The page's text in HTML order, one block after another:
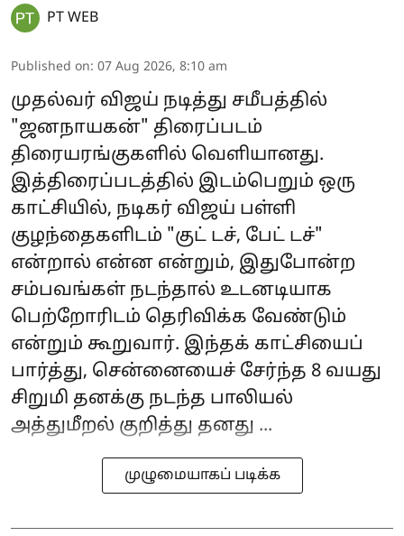
PT WEB
Published on: 07 Aug 2026, 8:10 am
முதல்வர் விஜய் நடித்து சமீபத்தில்
"ஜனநாயகன்" திரைப்படம்
திரையரங்குகளில் வெளியானது.
இத்திரைப்படத்தில் இடம்பெறும் ஒரு
காட்சியில், நடிகர் விஜய் பள்ளி
குழந்தைகளிடம் "குட் டச், பேட் டச்"
என்றால் என்ன என்றும், இதுபோன்ற
சம்பவங்கள் நடந்தால் உடனடியாக
பெற்றோரிடம் தெரிவிக்க வேண்டும்
என்றும் கூறுவார். இந்தக் காட்சியைப்
பார்த்து, சென்னையைச் சேர்ந்த 8 வயது
சிறுமி தனக்கு நடந்த பாலியல்
அத்துமீறல் குறித்து தனது ...
முழுமையாகப் படிக்க